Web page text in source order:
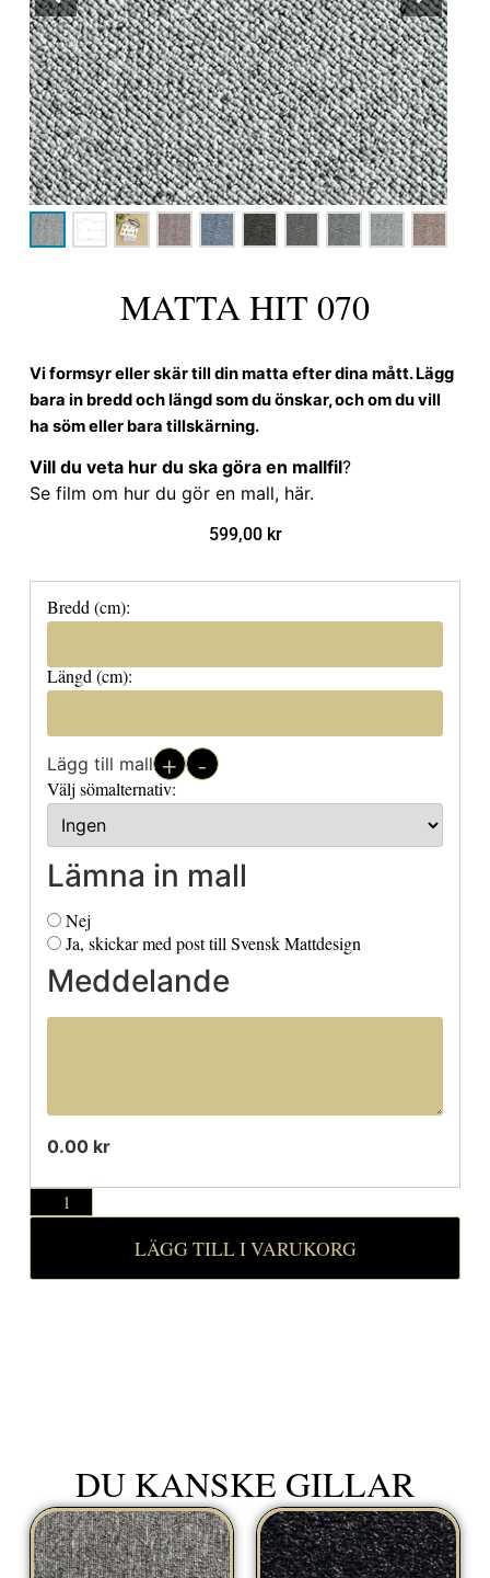
MATTA HIT 070
Vi formsyr eller skär till din matta efter dina mått. Lägg
bara in bredd och längd som du önskar, och om du vill
ha söm eller bara tillskärning.
Vill du veta hur du ska göra en mallfil?
Se film om hur du gör en mall, här.
599,00 kr
Bredd (cm):
Längd (cm):
Lägg till mall + -
Välj sömalternativ:
Lämna in mall
Nej
Ja, skickar med post till Svensk Mattdesign
Meddelande
0.00 kr
LÄGG TILL I VARUKORG
DU KANSKE GILLAR